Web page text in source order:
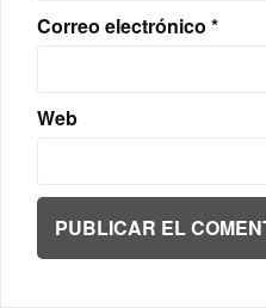
Correo electrónico *
Web